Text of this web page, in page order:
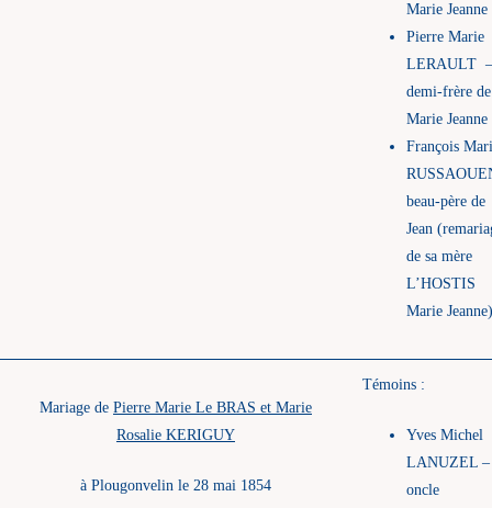
Marie Jeanne
Pierre Marie
LERAULT –
demi-frère de
Marie Jeanne
François
beau-père de
Jean
de sa mère
L’HOSTIS
Marie Jeanne)
Mariage de Pierre Marie Le BRAS et Marie
Rosalie KERIGUY
à Plougonvelin le 28 mai 1854
Témoins :
Yves Michel
LANUZEL –
oncle